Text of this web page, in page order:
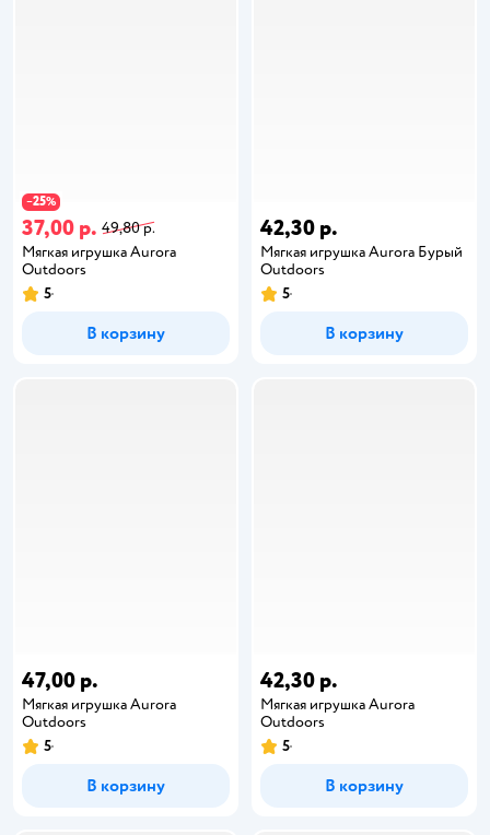
−25%
37,00 р. 49,80 р.
Мягкая игрушка Aurora
Outdoors
5
В корзину
42,30 р.
Мягкая игрушка Aurora Бурый
Outdoors
5
В корзину
47,00 р.
Мягкая игрушка Aurora
Outdoors
5
В корзину
42,30 р.
Мягкая игрушка Aurora
Outdoors
5
В корзину